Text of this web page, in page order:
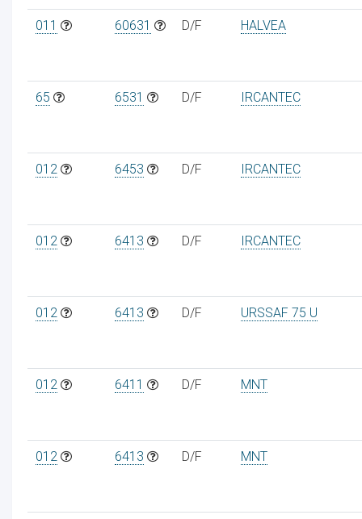
011 60631 D/F HALVEA
65 6531 D/F IRCANTEC
012 6453 D/F IRCANTEC
012 6413 D/F IRCANTEC
012 6413 D/F URSSAF 75 U
012 6411 D/F MNT
012 6413 D/F MNT